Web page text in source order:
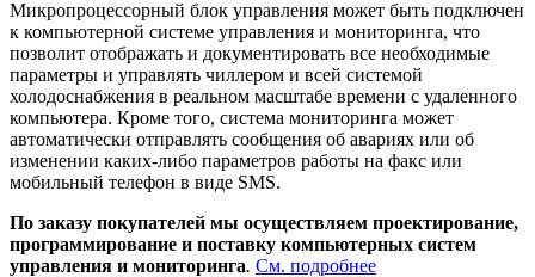
Микропроцессорный блок управления может быть подключен
к компьютерной системе управления и мониторинга, что
позволит отображать и документировать все необходимые
параметры и управлять чиллером и всей системой
холодоснабжения в реальном масштабе времени с удаленного
компьютера. Кроме того, система мониторинга может
автоматически отправлять сообщения об авариях или об
изменении каких-либо параметров работы на факс или
мобильный телефон в виде SMS.
По заказу покупателей мы осуществляем проектирование,
программирование и поставку компьютерных систем
управления и мониторинга. См. подробнее